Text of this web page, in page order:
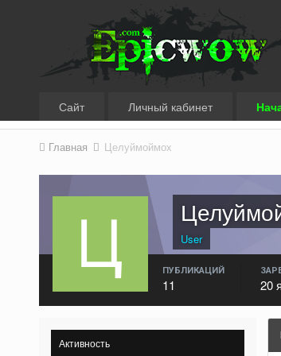
Сайт Личный кабинет
Главная Целуймоймох
User
ПУБЛИКАЦИЙ
11 20
Активность